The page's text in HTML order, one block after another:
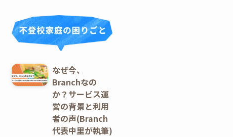
なぜ今、
Branchなの
か？サービス運
営の背景と利用
者の声(Branch
代表中里が執筆)